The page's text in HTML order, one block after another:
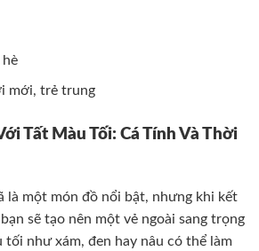
mới, trẻ trung
Tất Màu Tối: Cá Tính Và Thời
là một món đồ nổi bật, nhưng khi kết
sẽ tạo nên một vẻ ngoài sang trọng
như xám, đen hay nâu có thể làm